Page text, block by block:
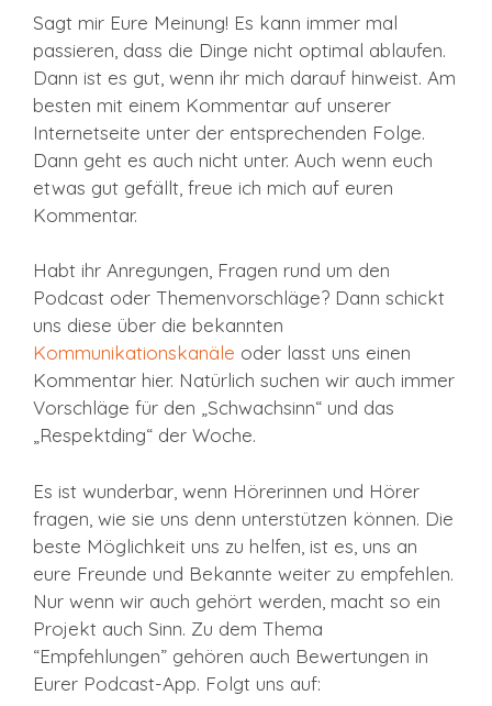
Sagt mir Eure Meinung! Es kann immer mal
passieren, dass die Dinge nicht optimal ablaufen.
Dann ist es gut, wenn ihr mich darauf hinweist. Am
besten mit einem Kommentar auf unserer
Internetseite unter der entsprechenden Folge.
Dann geht es auch nicht unter. Auch wenn euch
etwas gut gefällt, freue ich mich auf euren
Kommentar.
Habt ihr Anregungen, Fragen rund um den
Podcast oder Themenvorschläge? Dann schickt
uns diese über die bekannten
Kommunikationskanäle oder lasst uns einen
Kommentar hier. Natürlich suchen wir auch immer
Vorschläge für den „Schwachsinn“ und das
„Respektding“ der Woche.
Es ist wunderbar, wenn Hörerinnen und Hörer
fragen, wie sie uns denn unterstützen können. Die
beste Möglichkeit uns zu helfen, ist es, uns an
eure Freunde und Bekannte weiter zu empfehlen.
Nur wenn wir auch gehört werden, macht so ein
Projekt auch Sinn. Zu dem Thema
“Empfehlungen” gehören auch Bewertungen in
Eurer Podcast-App. Folgt uns auf: